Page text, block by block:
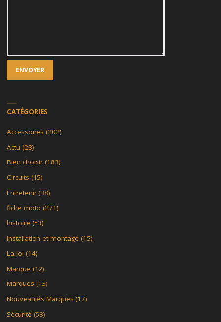
CATÉGORIES
Accessoires (202)
Actu (23)
Bien choisir(183)
Circuits (15)
Entretenir(38)
fiche moto (271)
histoire (53)
Installation et montage (15)
La loi (14)
Marque (12)
Marques (13)
Nouveautés Marques (17)
Sécurité (58)